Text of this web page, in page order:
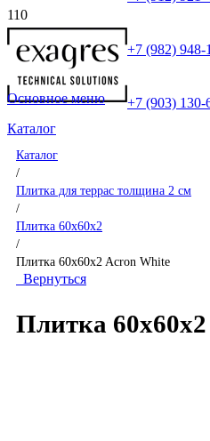
+7 (982) 948-
+7 (903) 130-
Основное меню
Каталог
Каталог
/
Плитка для террас толщина 2 см
/
Плитка 60x60x2
/
Плитка 60x60x2 Acron White
Вернуться
Плитка